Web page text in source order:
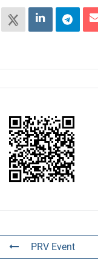
PRV Event